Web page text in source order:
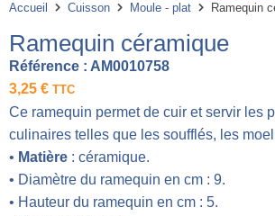
Accueil Cuisson Moule - plat Ramequin
Ramequin céramique
Référence : AM0010758
3,25 € TTC
Ce ramequin permet de cuir et servir les
culinaires telles que les soufflés, les
• Matière : céramique.
• Diamètre du ramequin en cm : 9.
• Hauteur du ramequin en cm : 5.